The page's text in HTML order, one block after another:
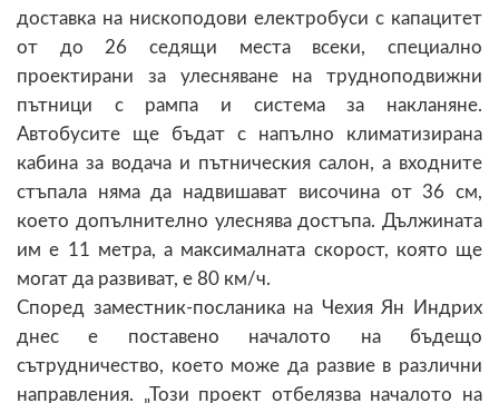
доставка на нископодови електробуси с капацитет
от до 26 седящи места всеки, специално
проектирани за улесняване на трудноподвижни
пътници с рампа и система за накланяне.
Автобусите ще бъдат с напълно климатизирана
кабина за водача и пътническия салон, а входните
стъпала няма да надвишават височина от 36 см,
което допълнително улеснява достъпа. Дължината
им е 11 метра, а максималната скорост, която ще
могат да развиват, е 80 км/ч.
Според заместник-посланика на Чехия Ян Индрих
днес е поставено началото на бъдещо
сътрудничество, което може да развие в различни
направления. „Този проект отбелязва началото на